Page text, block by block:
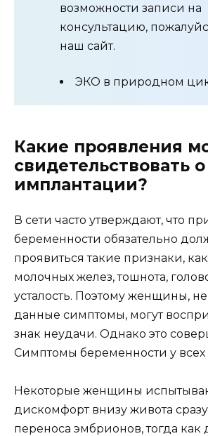
возможности записи на
консультацию,
наш сайт.
ЭКО в природном
Какие проявления
свидетельствовать о
имплантации?
В сети часто утверждают, что
беременности обязательно
проявиться такие признаки,
молочных желез, тошнота,
усталость. Поэтому женщины,
данные симптомы, могут
знак неудачи. Однако это
Симптомы беременности у всех
Некоторые женщины
дискомфорт внизу живота
переноса эмбрионов, тогда как